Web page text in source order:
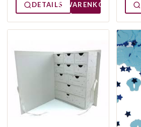
DETAILS
WARENKORB